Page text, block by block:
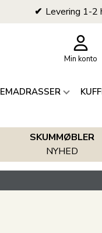
Levering 1-2
Min konto
SKUMMØBLER
NYHED